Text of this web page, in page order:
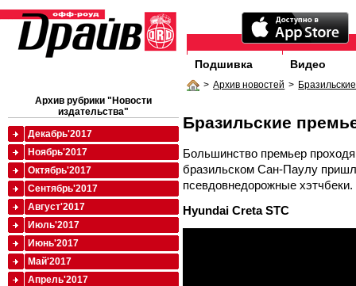
Подшивка Видео
> Архив новостей >
Бразильские
Большинство премьер
бразильском Сан-Паулу
псевдовнедорожные хэтчбеки.
Hyundai Creta STC
Архив рубрики "Новости
издательства"
Декабрь'2017
Ноябрь'2017
Октябрь'2017
Сентябрь'2017
Август'2017
Июль'2017
Июнь'2017
Май'2017
Апрель'2017